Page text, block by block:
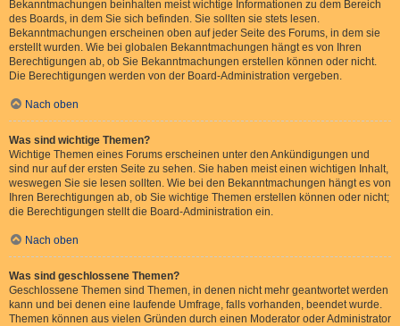
Bekanntmachungen beinhalten meist wichtige Informationen zu dem Bereich
des Boards, in dem Sie sich befinden. Sie sollten sie stets lesen.
Bekanntmachungen erscheinen oben auf jeder Seite des Forums, in dem sie
erstellt wurden. Wie bei globalen Bekanntmachungen hängt es von Ihren
Berechtigungen ab, ob Sie Bekanntmachungen erstellen können oder nicht.
Die Berechtigungen werden von der Board-Administration vergeben.
Nach oben
Was sind wichtige Themen?
Wichtige Themen eines Forums erscheinen unter den Ankündigungen und
sind nur auf der ersten Seite zu sehen. Sie haben meist einen wichtigen Inhalt,
weswegen Sie sie lesen sollten. Wie bei den Bekanntmachungen hängt es von
Ihren Berechtigungen ab, ob Sie wichtige Themen erstellen können oder nicht;
die Berechtigungen stellt die Board-Administration ein.
Nach oben
Was sind geschlossene Themen?
Geschlossene Themen sind Themen, in denen nicht mehr geantwortet werden
kann und bei denen eine laufende Umfrage, falls vorhanden, beendet wurde.
Themen können aus vielen Gründen durch einen Moderator oder Administrator